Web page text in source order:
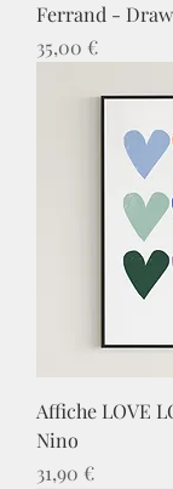
Ferrand -
Prix
35,00 €
Affiche LOVE
Nino
Prix
31,90 €